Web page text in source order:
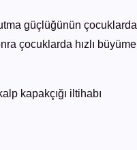
güçlüğünün
çocuklarda hızlı
kapakçığı iltihabı